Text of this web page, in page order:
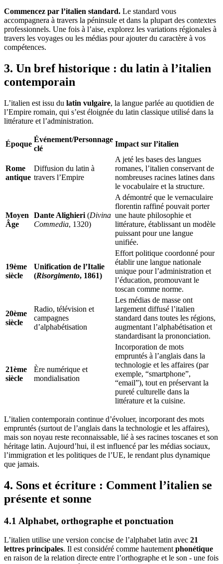
Commencez par l’italien standard. Le standard vous
accompagnera à travers la péninsule et dans la plupart des contextes
professionnels. Une fois à l’aise, explorez les variations régionales à
travers les voyages ou les médias pour ajouter du caractère à vos
compétences.
3. Un bref historique : du latin à l’italien
contemporain
L’italien est issu du latin vulgaire, la langue parlée au quotidien de
l’Empire romain, qui s’est éloignée du latin classique utilisé dans la
littérature et l’administration.
Époque
Événement/Personnage
clé
Impact sur l’italien
Rome
antique
Diffusion du latin à
travers l’Empire
A jeté les bases des langues
romanes, l’italien conservant de
nombreuses racines latines dans
le vocabulaire et la structure.
Moyen
Âge
Dante Alighieri (Divina
Commedia, 1320)
A démontré que le vernaculaire
florentin raffiné pouvait porter
une haute philosophie et
littérature, établissant un modèle
puissant pour une langue
unifiée.
19ème
siècle
Unification de l’Italie
(Risorgimento, 1861)
Effort politique coordonné pour
établir une langue nationale
unique pour l’administration et
l’éducation, promouvant le
toscan comme norme.
20ème
siècle
Radio, télévision et
campagnes
d’alphabétisation
Les médias de masse ont
largement diffusé l’italien
standard dans toutes les régions,
augmentant l’alphabétisation et
standardisant la prononciation.
21ème
siècle
Ère numérique et
mondialisation
Incorporation de mots
empruntés à l’anglais dans la
technologie et les affaires (par
exemple, “smartphone”,
“email”), tout en préservant la
pureté culturelle dans la
littérature et la cuisine.
L’italien contemporain continue d’évoluer, incorporant des mots
empruntés (surtout de l’anglais dans la technologie et les affaires),
mais son noyau reste reconnaissable, lié à ses racines toscanes et son
héritage latin. Aujourd’hui, il est influencé par les médias sociaux,
l’immigration et les politiques de l’UE, le rendant plus dynamique
que jamais.
4. Sons et écriture : Comment l’italien se
présente et sonne
4.1 Alphabet, orthographe et ponctuation
L’italien utilise une version concise de l’alphabet latin avec 21
lettres principales. Il est considéré comme hautement phonétique
en raison de la relation directe entre l’orthographe et le son - une fois